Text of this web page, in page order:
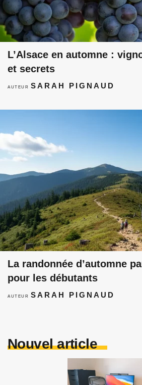
L’Alsace en automne :
et secrets
AUTEURSARAH PIGNAUD
La randonnée d’automne
pour les débutants
AUTEURSARAH PIGNAUD
Nouvel article